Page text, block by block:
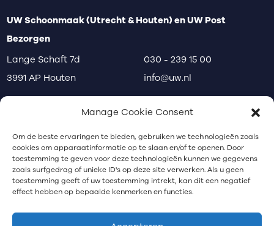
Manage Cookie Consent
Om de beste ervaringen te bieden, gebruiken we technologieën zoals
cookies om apparaatinformatie op te slaan en/of te openen. Door
toestemming te geven voor deze technologieën kunnen we gegevens
zoals surfgedrag of unieke ID's op deze site verwerken. Als u geen
toestemming geeft of uw toestemming intrekt, kan dit een negatief
effect hebben op bepaalde kenmerken en functies.
UW Schoonmaak (Utrecht & Houten) en UW Post
Bezorgen
Lange Schaft 7d
3991 AP Houten
030 - 239 15 00
info@uw.nl
privacy
klachten
Nieuwsbrief
Schrijf je in voor onze nieuwsbrief.